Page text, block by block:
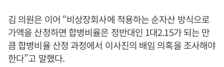
김 의원은 이어 “비상장회사에 적용하는 순자산 방식으로
가액을 산정하면 합병비율은 정반대인 1대2.15가 되는 만
큼 합병비율 산정 과정에서 이사진의 배임 의혹을 조사해야
한다”고 말했다.